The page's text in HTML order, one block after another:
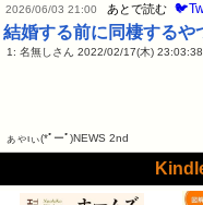
2026/06/03 21:00 あとで読む
結婚する前に同棲するや
1: 名無しさん 2022/02/17(木)
ぁゃιぃ(*ﾟーﾟ)NEWS 2nd